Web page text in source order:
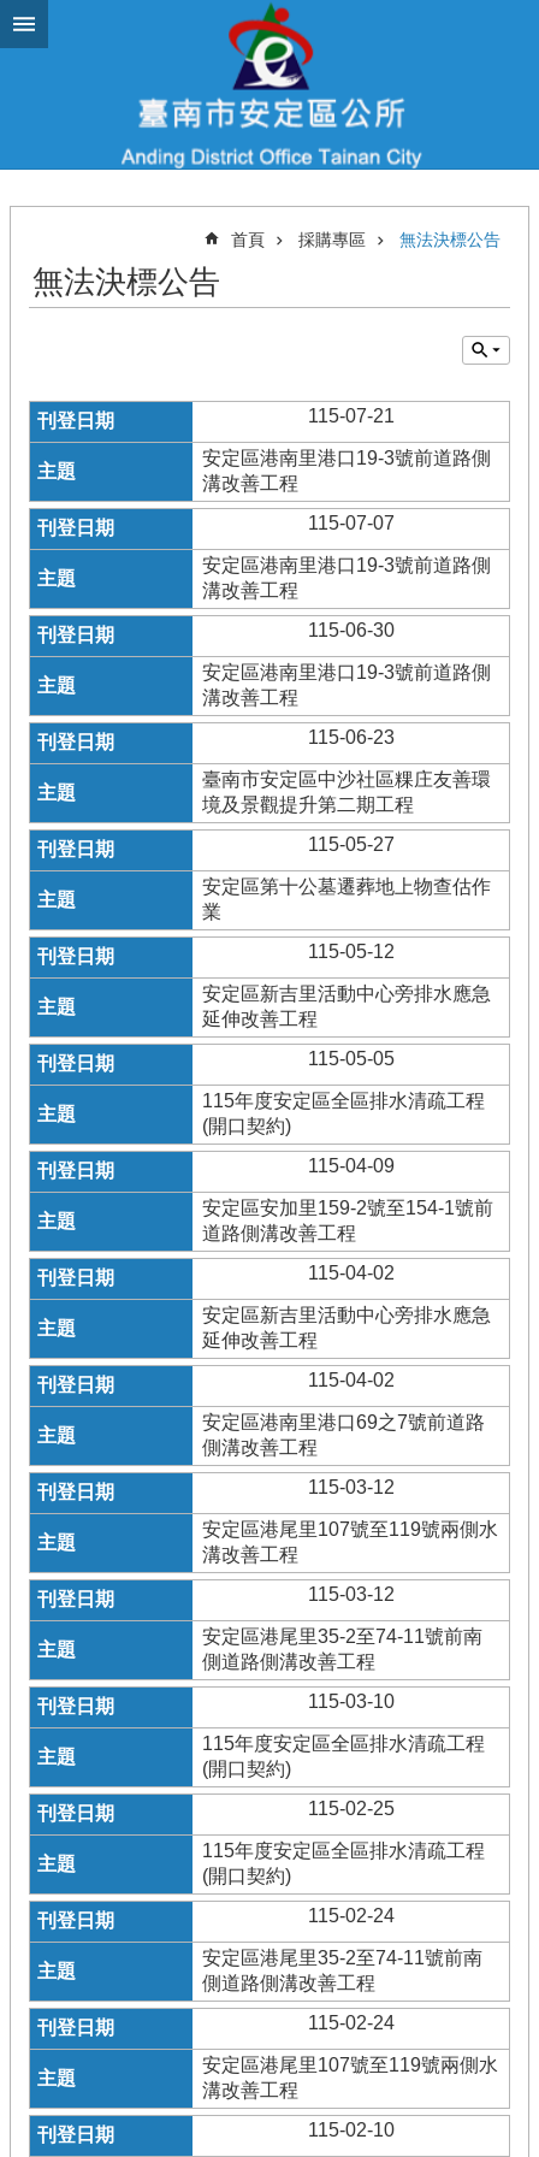
跳到主要內容區塊
首頁 採購專區 無法決標公告
無法決標公告
115-07-21
安定區港南里港口19-3號前道路側
溝改善工程
115-07-07
安定區港南里港口19-3號前道路側
溝改善工程
115-06-30
安定區港南里港口19-3號前道路側
溝改善工程
115-06-23
臺南市安定區中沙社區粿庄友善環
境及景觀提升第二期工程
115-05-27
安定區第十公墓遷葬地上物查估作
業
115-05-12
安定區新吉里活動中心旁排水應急
延伸改善工程
115-05-05
115年度安定區全區排水清疏工程
(開口契約)
115-04-09
安定區安加里159-2號至154-1號前
道路側溝改善工程
115-04-02
安定區新吉里活動中心旁排水應急
延伸改善工程
115-04-02
安定區港南里港口69之7號前道路
側溝改善工程
115-03-12
安定區港尾里107號至119號兩側水
溝改善工程
115-03-12
安定區港尾里35-2至74-11號前南
側道路側溝改善工程
115-03-10
115年度安定區全區排水清疏工程
(開口契約)
115-02-25
115年度安定區全區排水清疏工程
(開口契約)
115-02-24
安定區港尾里35-2至74-11號前南
側道路側溝改善工程
115-02-24
安定區港尾里107號至119號兩側水
溝改善工程
115-02-10